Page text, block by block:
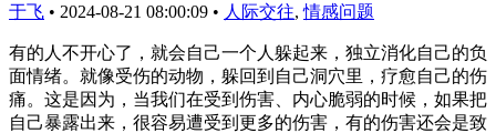
于飞 • 2024-08-21 08:00:09 • 人际交往,情感问题
有的人不开心了，就会自己一个人躲起来，独立消化自己的负
面情绪。就像受伤的动物，躲回到自己洞穴里，疗愈自己的伤
痛。这是因为，当我们在受到伤害、内心脆弱的时候，如果把
自己暴露出来，很容易遭受到更多的伤害，有的伤害还会是致